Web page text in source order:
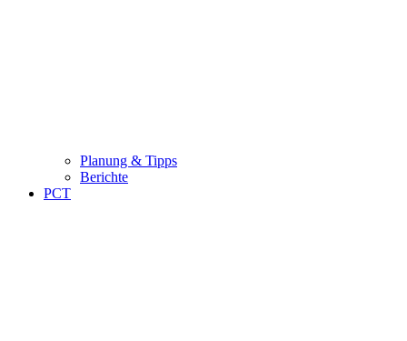
Planung & Tipps
Berichte
PCT